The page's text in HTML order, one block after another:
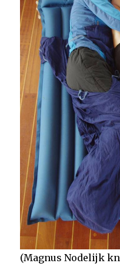
(Magnus Nodelijk